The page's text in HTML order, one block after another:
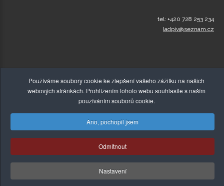
tel: +420 728 253 234
ladpiv@seznam.cz
Zelenakava-Detox.cz
práva vyhrazena! |
Tvorba webových stránek,
Absolutus.cz
Používáme soubory cookie ke zlepšení vašeho zážitku na našich
webových stránkách. Prohlížením tohoto webu souhlasíte s naším
používáním souborů cookie.
Ano, pochopil jsem
Odmítnout
Nastavení